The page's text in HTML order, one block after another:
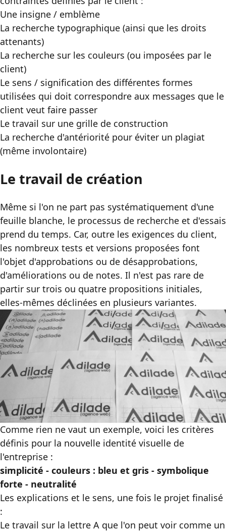
Une insigne / emblème
La recherche typographique (ainsi que les droits
attenants)
La recherche sur les couleurs (ou imposées par le
client)
Le sens / signification des différentes formes
utilisées qui doit correspondre aux messages que le
client veut faire passer
Le travail sur une grille de construction
La recherche d'antériorité pour éviter un plagiat
(même involontaire)
Le travail de création
Même si l'on ne part pas systématiquement d'une
feuille blanche, le processus de recherche et d'essais
prend du temps. Car, outre les exigences du client,
les nombreux tests et versions proposées font
l'objet d'approbations ou de désapprobations,
d'améliorations ou de notes. Il n'est pas rare de
partir sur trois ou quatre propositions initiales,
elles-mêmes déclinées en plusieurs variantes.
Comme rien ne vaut un exemple, voici les critères
définis pour la nouvelle identité visuelle de
l'entreprise :
simplicité - couleurs : bleu et gris - symbolique
forte - neutralité
Les explications et le sens, une fois le projet finalisé
:
Le travail sur la lettre A que l'on peut voir comme un